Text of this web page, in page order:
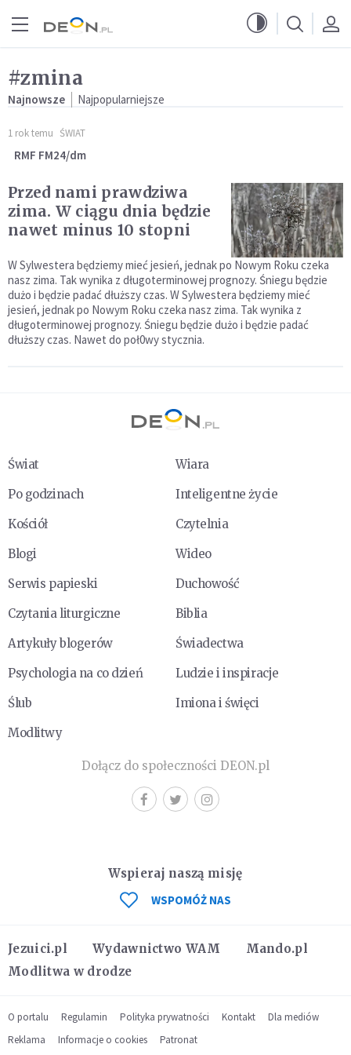
#zmina
Najnowsze Najpopularniejsze
1 rok temu ŚWIAT
RMF FM24/dm
Przed nami prawdziwa
zima. W ciągu dnia będzie
nawet minus 10 stopni
W Sylwestera będziemy mieć jesień, jednak po Nowym Roku czeka
nasz zima. Tak wynika z długoterminowej prognozy. Śniegu będzie
dużo i będzie padać dłuższy czas. W Sylwestera będziemy mieć
jesień, jednak po Nowym Roku czeka nasz zima. Tak wynika z
długoterminowej prognozy. Śniegu będzie dużo i będzie padać
dłuższy czas. Nawet do poł0wy stycznia.
Świat
Wiara
Po godzinach
Inteligentne życie
Kościół
Czytelnia
Blogi
Wideo
Serwis papieski
Duchowość
Czytania liturgiczne
Biblia
Artykuły blogerów
Świadectwa
Psychologia na co dzień
Ludzie i inspiracje
Ślub
Imiona i święci
Modlitwy
Dołącz do społeczności DEON.pl
Jezuici.pl Wydawnictwo WAM
Mando.pl
Modlitwa w drodze
Wspieraj naszą misję
WSPOMÓŻ NAS
O portalu Regulamin Polityka prywatności Kontakt
Dla mediów
Reklama
Informacje o cookies Patronat